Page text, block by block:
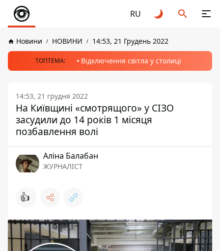
RU
Новини НОВИНИ 14:53, 21 Грудень 2022
ТОПТЕМА: Відключення світла у столиці
14:53, 21 грудня 2022
На Київщині «смотрящого» у СІЗО
засудили до 14 років 1 місяця
позбавлення волі
Аліна Балабан
ЖУРНАЛІСТ
👍